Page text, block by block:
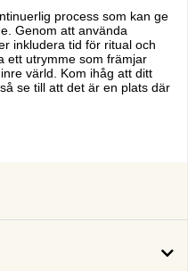
process som kan ge
Genom att använda
inkludera tid för ritual och
ett utrymme som främjar
värld. Kom ihåg att ditt
se till att det är en plats där